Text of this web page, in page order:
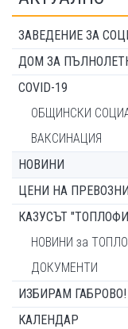
ЗАВЕДЕНИЕ ЗА
ДОМ ЗА
COVID-19
ОБЩИНСКИ
ВАКСИНАЦИЯ
НОВИНИ
ЦЕНИ НА
КАЗУСЪТ
НОВИНИ за
ДОКУМЕНТИ
ИЗБИРАМ ГАБРОВО!
КАЛЕНДАР